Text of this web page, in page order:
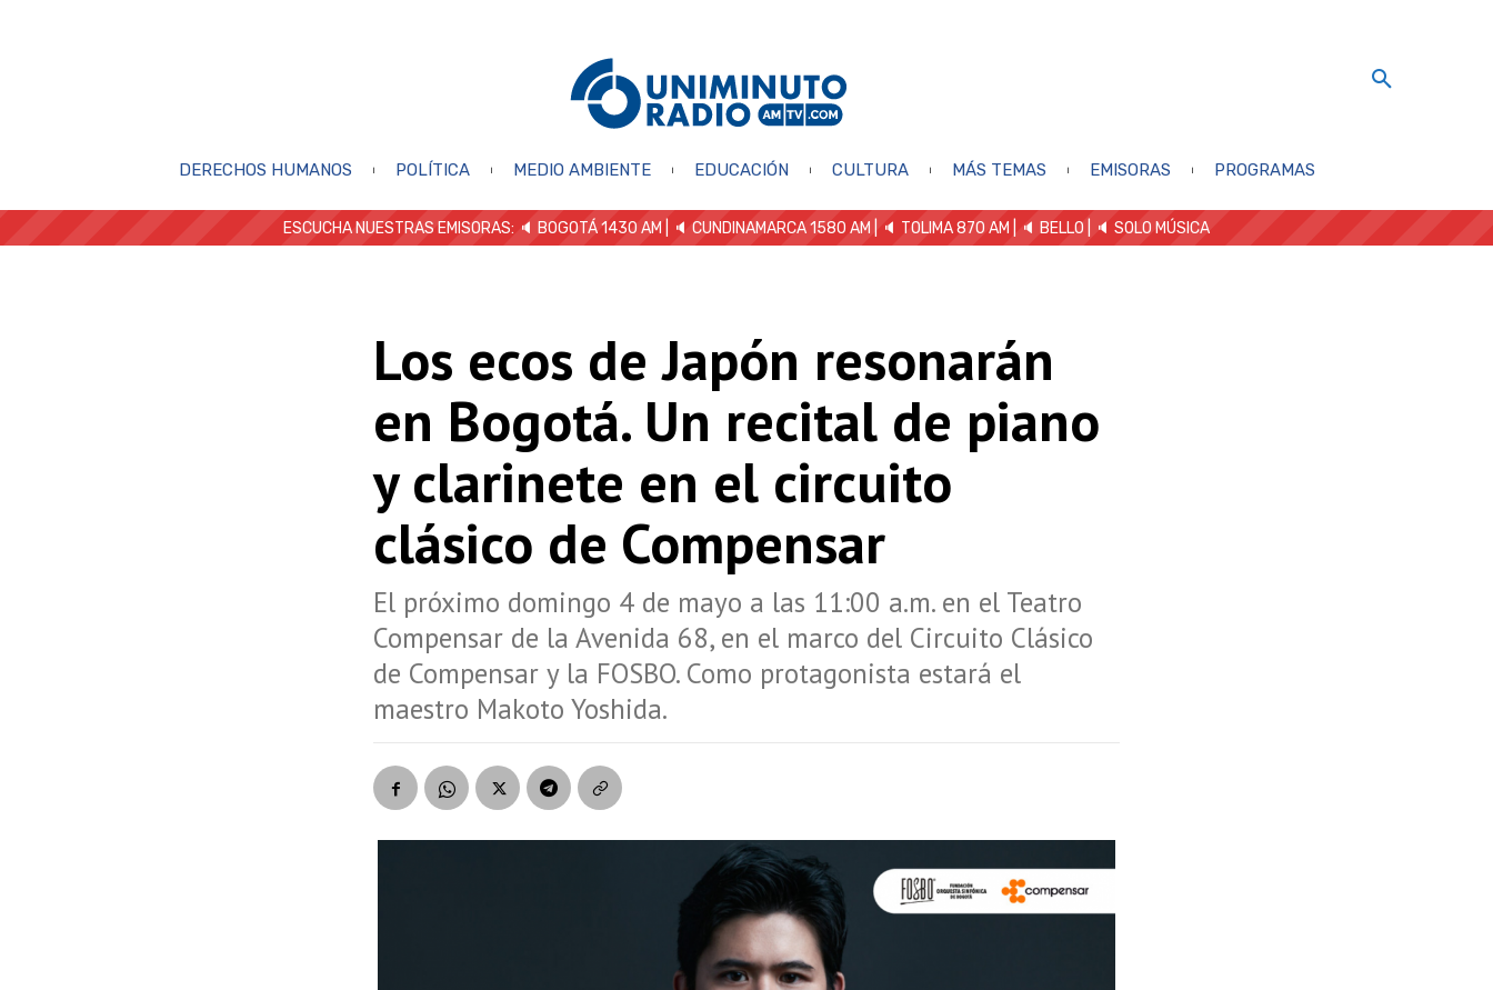
DERECHOS HUMANOS POLÍTICA MEDIO AMBIENTE EDUCACIÓN CULTURA MÁS TEMAS EMISORAS PROGRAMAS
ESCUCHA NUESTRAS EMISORAS: 🔈 BOGOTÁ 1430 AM | 🔈 CUNDINAMARCA 1580 AM | 🔈 TOLIMA 870 AM | 🔈 BELLO 🔈 SOLO MÚSICA
Los ecos de Japón resonarán
en Bogotá. Un recital de piano
y clarinete en el circuito
clásico de Compensar
El próximo domingo 4 de mayo a las 11:00 a.m. en el Teatro
Compensar de la Avenida 68, en el marco del Circuito Clásico
de Compensar y la FOSBO. Como protagonista estará el
maestro Makoto Yoshida.